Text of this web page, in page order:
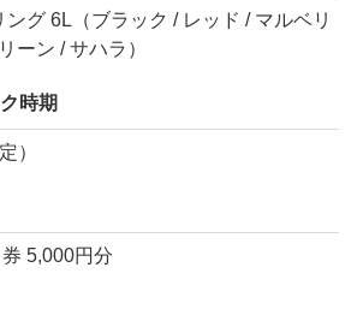
グ 6L（ブラック / レッド / マルベリ
ーン / サハラ）
時期
）
5,000円分